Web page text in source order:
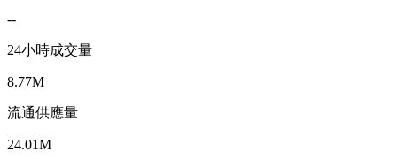
--
24小時成交量
8.77M
流通供應量
24.01M